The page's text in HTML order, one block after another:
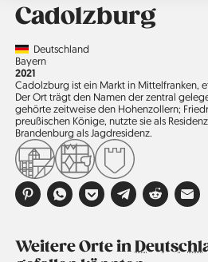
Cadolzburg
CountryDeutschland
Region
Bayern
Jahr
2021
Cadolzburg ist ein Markt in Mittelfranken,
Der Ort trägt den Namen der zentral
gehörte zeitweise den Hohenzollern;
preußischen Könige, nutzte sie als
Brandenburg als Jagdresidenz.
Weitere Orte in